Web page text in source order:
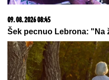
08. 08. 2026 16:10
Dete sa autizmom polivali
usta: Potresno iskustvo